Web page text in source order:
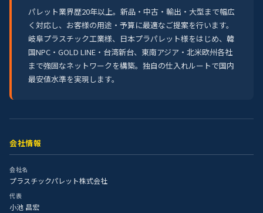
パレット業界歴20年以上。新品・中古・輸出・大型まで幅広
く対応し、お客様の用途・予算に最適なご提案を行います。
岐阜プラスチック工業様、日本プラパレット様をはじめ、韓
国NPC・GOLD LINE・台湾新台、東南アジア・北米欧州各社
まで強固なネットワークを構築。独自の仕入れルートで国内
最安値水準を実現します。
会社情報
会社名
プラスチックパレット株式会社
代表
小池 昌宏